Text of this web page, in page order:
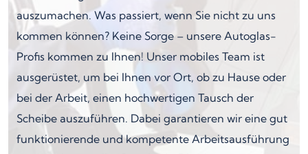
auszumachen. Was passiert, wenn Sie nicht zu uns
kommen können? Keine Sorge – unsere Autoglas-
Profis kommen zu Ihnen! Unser mobiles Team ist
ausgerüstet, um bei Ihnen vor Ort, ob zu Hause oder
bei der Arbeit, einen hochwertigen Tausch der
Scheibe auszuführen. Dabei garantieren wir eine gut
funktionierende und kompetente Arbeitsausführung